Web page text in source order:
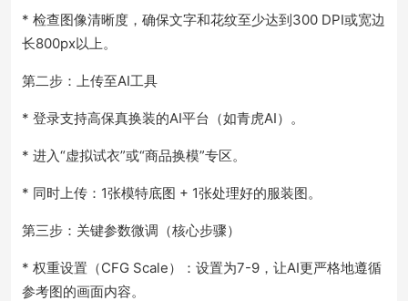
* 检查图像清晰度，确保文字和花纹至少达到300 DPI或宽边
长800px以上。
第二步：上传至AI工具
* 登录支持高保真换装的AI平台（如青虎AI）。
* 进入“虚拟试衣”或“商品换模”专区。
* 同时上传：1张模特底图 + 1张处理好的服装图。
第三步：关键参数微调（核心步骤）
* 权重设置（CFG Scale）：设置为7-9，让AI更严格地遵循
参考图的画面内容。